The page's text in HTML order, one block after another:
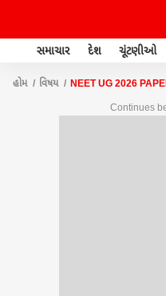
સમાચાર દેશ ચૂંટણીઓ
હોમ વિષય NEET UG 2026
Continues